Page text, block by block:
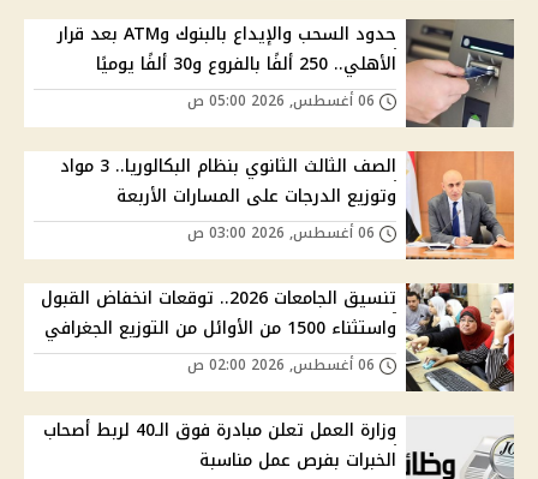
حدود السحب والإيداع بالبنوك وATM بعد قرار
الأهلي.. 250 ألفًا بالفروع و30 ألفًا يوميًا
الصف الثالث الثانوي بنظام البكالوريا.. 3 مواد
وتوزيع الدرجات على المسارات الأربعة
تنسيق الجامعات 2026.. توقعات انخفاض القبول
واستثناء 1500 من الأوائل من التوزيع الجغرافي
وزارة العمل تعلن مبادرة فوق الـ40 لربط أصحاب
الخبرات بفرص عمل مناسبة